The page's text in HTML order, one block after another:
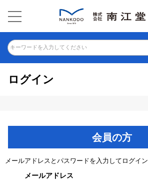
キーワードを入力してください
ログイン
会員の方
メールアドレスとパスワードを入力してログイン
メールアドレス